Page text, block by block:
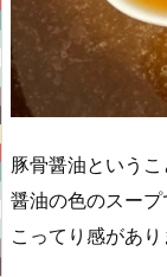
豚骨醤油というこ
醤油の色のスー
こってり感があり